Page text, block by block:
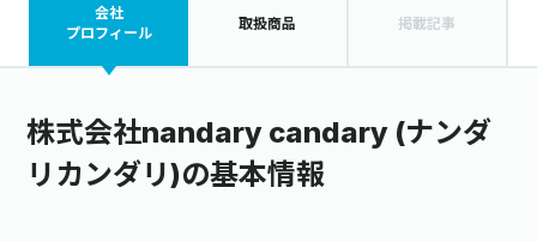
会社
プロフィール
取扱商品 掲載記事
株式会社nandary candary (ナンダ
リカンダリ)の基本情報